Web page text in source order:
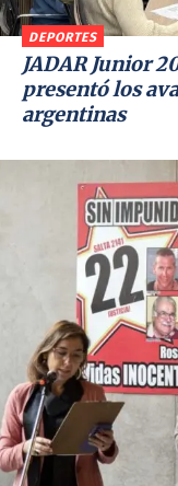
DEPORTES
JADAR Junior
presentó los
argentinas